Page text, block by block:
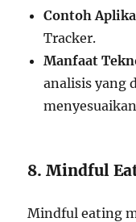
Contoh
Tracker.
Manfaat
analisis yang
8. Mindful
Mindful eating